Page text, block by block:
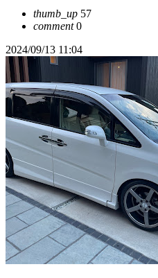
thumb_up 57
comment0
2024/09/13 11:04